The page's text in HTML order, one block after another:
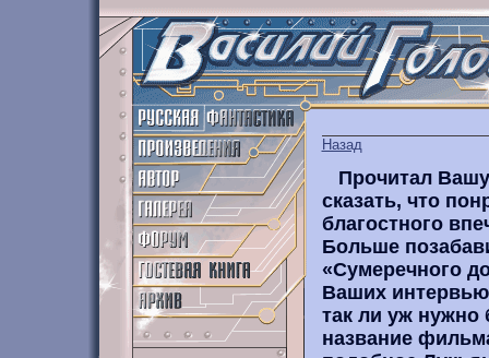
Назад
Прочитал
сказать, что
благостного
Больше
«Сумеречного
Ваших
так ли уж нужно
название